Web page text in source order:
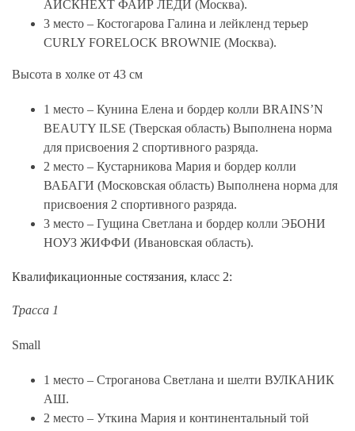
АЙСКНЕХТ ФАЙР ЛЕДИ (Москва).
3 место – Костогарова Галина и лейкленд терьер
CURLY FORELOCK BROWNIE (Москва).
Высота в холке от 43 см
1 место – Кунина Елена и бордер колли BRAINS’N
BEAUTY ILSE (Тверская область) Выполнена норма
для присвоения 2 спортивного разряда.
2 место – Кустарникова Мария и бордер колли
ВАБАГИ (Московская область) Выполнена норма для
присвоения 2 спортивного разряда.
3 место – Гущина Светлана и бордер колли ЭБОНИ
НОУЗ ЖИФФИ (Ивановская область).
Квалификационные состязания, класс 2:
Трасса 1
Small
1 место – Строганова Светлана и шелти ВУЛКАНИК
АШ.
2 место – Уткина Мария и континентальный той